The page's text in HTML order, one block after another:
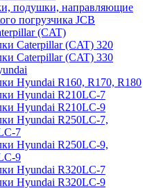
подушки, направляющие
погрузчика JCB
(CAT)
Caterpillar (CAT) 320
Caterpillar (CAT) 330
Hyundai R160, R170, R180
Hyundai R210LC-7
Hyundai R210LC-9
Hyundai R250LC-7,
7
Hyundai R250LC-9,
9
Hyundai R320LC-7
Hyundai R320LC-9